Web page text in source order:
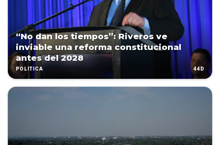
“No dan los tiempos”: Riveros ve
inviable una reforma constitucional
antes del 2028
POLÍTICA 44D